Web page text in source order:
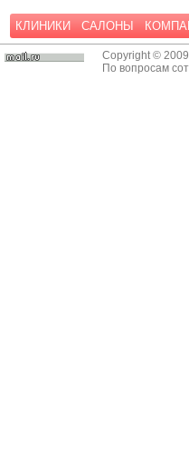
КЛИНИКИ САЛОНЫ
Copyright ©
По вопросам